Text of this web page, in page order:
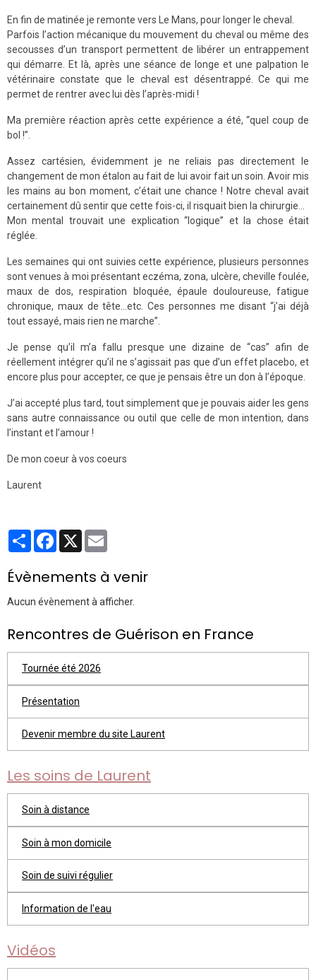
En fin de matinée je remonte vers Le Mans, pour longer le cheval.
Parfois l’action mécanique du mouvement du cheval ou même des
secousses d’un transport permettent de libérer un entrappement
qui démarre. Et là, après une séance de longe et une palpation le
vétérinaire constate que le cheval est désentrappé. Ce qui me
permet de rentrer avec lui dès l’après-midi !
Ma première réaction après cette expérience a été, “quel coup de
bol !”.
Assez cartésien, évidemment je ne reliais pas directement le
changement de mon étalon au fait de lui avoir fait un soin. Avoir mis
les mains au bon moment, c’était une chance ! Notre cheval avait
certainement dû sentir que cette fois-ci, il risquait bien la chirurgie...
Mon mental trouvait une explication “logique” et la chose était
réglée.
Les semaines qui ont suivies cette expérience, plusieurs personnes
sont venues à moi présentant eczéma, zona, ulcère, cheville foulée,
maux de dos, respiration bloquée, épaule douloureuse, fatigue
chronique, maux de tête...etc. Ces personnes me disant “j’ai déjà
tout essayé, mais rien ne marche”.
Je pense qu’il m’a fallu presque une dizaine de “cas” afin de
réellement intégrer qu’il ne s’agissait pas que d’un effet placebo, et
encore plus pour accepter, ce que je pensais être un don à l’époque.
J’ai accepté plus tard, tout simplement que je pouvais aider les gens
sans autre connaissance ou outil que celle de mon intention, dans
l’instant et l’amour !
De mon coeur à vos coeurs
Laurent
PartagerFacebook
X
Évènements à venir
Aucun évènement à afficher.
Rencontres de Guérison en France
Tournée été 2026
Présentation
Devenir membre du site Laurent
Les soins de Laurent
Soin à distance
Soin à mon domicile
Soin de suivi régulier
Information de l'eau
Vidéos